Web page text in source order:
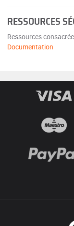
RESSOURCES
Ressources
Documentation